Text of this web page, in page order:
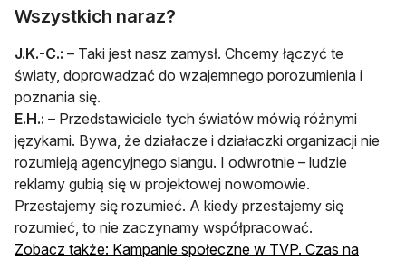
Wszystkich naraz?
J.K.-C.: – Taki jest nasz zamysł. Chcemy łączyć te
światy, doprowadzać do wzajemnego porozumienia i
poznania się.
E.H.: – Przedstawiciele tych światów mówią różnymi
językami. Bywa, że działacze i działaczki organizacji nie
rozumieją agencyjnego slangu. I odwrotnie – ludzie
reklamy gubią się w projektowej nowomowie.
Przestajemy się rozumieć. A kiedy przestajemy się
rozumieć, to nie zaczynamy współpracować.
Zobacz także: Kampanie społeczne w TVP. Czas na